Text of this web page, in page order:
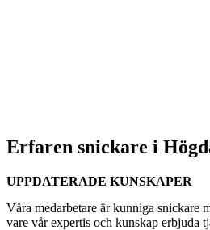
Erfaren snickare i
UPPDATERADE KUNSKAPER
Våra medarbetare är kunniga snickare
vare vår expertis och kunskap erbjuda